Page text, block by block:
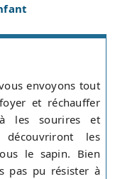
envoyons tout
et réchauffer
les sourires et
découvriront les
le sapin. Bien
pas pu résister à